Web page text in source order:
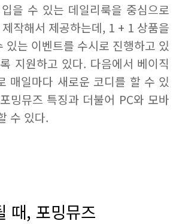
을 수 있는 데일리룩을 중심으로
작해서 제공하는데, 1 + 1 상품을
는 이벤트를 수시로 진행하고 있
지원하고 있다. 다음에서 베이직
매일마다 새로운 코디를 할 수 있
밍뮤즈 특징과 더불어 PC와 모바
수 있다.
때, 포밍뮤즈